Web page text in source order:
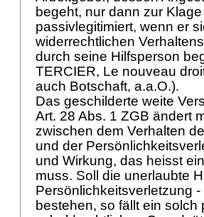
begeht, nur dann zur
passivlegitimiert, wenn er
widerrechtlichen
durch seine Hilfsperson
TERCIER, Le nouveau
auch Botschaft, a.a.O.).
Das geschilderte weite
Art. 28 Abs. 1 ZGB ändert
zwischen dem Verhalten
und der
und Wirkung, das heisst
muss. Soll die unerlaubte
Persönlichkeitsverletzung
bestehen, so fällt ein